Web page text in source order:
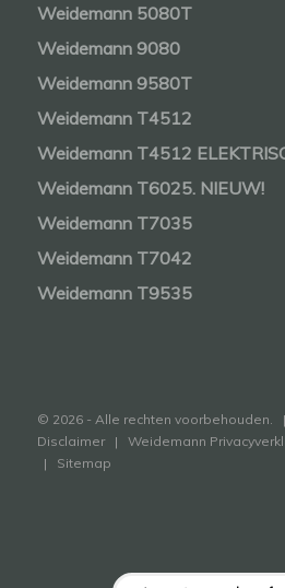
Weidemann 5080T
Weidemann 9080
Weidemann 9580T
Weidemann T4512
Weidemann T4512
Weidemann T6025. NIEUW!
Weidemann T7035
Weidemann T7042
Weidemann T9535
© 2026 - Alle rechten voorbehouden.
Disclaimer|Weidemann
| Sitemap